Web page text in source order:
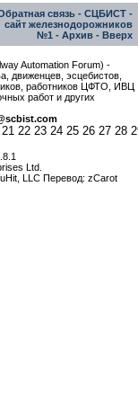
связь - СЦБИСТ -
сайт железнодорожников
№1 - Архив - Вверх
Automation Forum) -
движенцев, эсцебистов,
работников ЦФТО, ИВЦ
работ и других
21 22 23 24 25 26 27 28
Ltd.
LLC Перевод: zCarot